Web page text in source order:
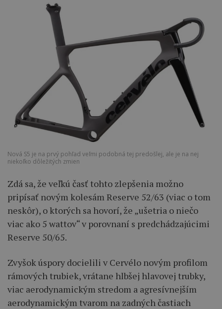
Nová S5 je na prvý pohľad veľmi podobná tej predošlej, ale je na nej
niekoľko dôležitých zmien
Zdá sa, že veľkú časť tohto zlepšenia možno
pripísať novým kolesám Reserve 52/63 (viac o tom
neskôr), o ktorých sa hovorí, že „ušetria o niečo
viac ako 5 wattov“ v porovnaní s predchádzajúcimi
Reserve 50/65.
Zvyšok úspory docielili v Cervélo novým profilom
rámových trubiek, vrátane hlbšej hlavovej trubky,
viac aerodynamickým stredom a agresívnejším
aerodynamickým tvarom na zadných častiach